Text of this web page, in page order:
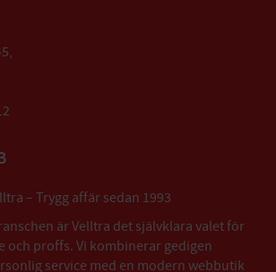
– Trygg affär sedan 1993
är Velltra det självklara valet för
och proffs. Vi kombinerar gedigen
service med en modern webbutik